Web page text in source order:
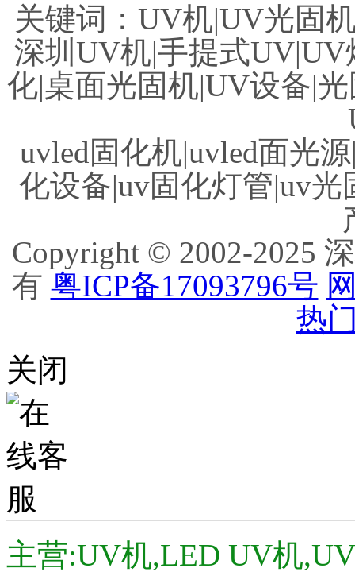
关键词：UV机|UV光固
深圳UV机|手提式
化|桌面光固机|UV设备|
uvled固化机|uvled面光
化设备|uv固化灯管|uv
Copyright © 2002-2025
有 粤ICP备17093796号
热
关闭
主营:UV机,LED UV机